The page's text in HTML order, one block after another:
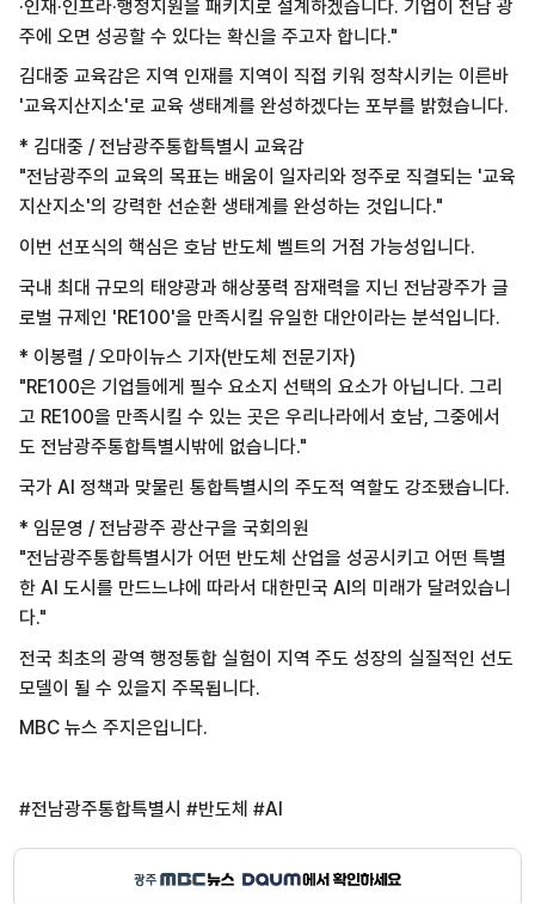
·인재·인프라·행정지원을 패키지로 설계하겠습니다. 기업이 전남 광
주에 오면 성공할 수 있다는 확신을 주고자 합니다."
김대중 교육감은 지역 인재를 지역이 직접 키워 정착시키는 이른바
'교육지산지소'로 교육 생태계를 완성하겠다는 포부를 밝혔습니다.
* 김대중 / 전남광주통합특별시 교육감
"전남광주의 교육의 목표는 배움이 일자리와 정주로 직결되는 '교육
지산지소'의 강력한 선순환 생태계를 완성하는 것입니다."
이번 선포식의 핵심은 호남 반도체 벨트의 거점 가능성입니다.
국내 최대 규모의 태양광과 해상풍력 잠재력을 지닌 전남광주가 글
로벌 규제인 'RE100'을 만족시킬 유일한 대안이라는 분석입니다.
* 이봉렬 / 오마이뉴스 기자(반도체 전문기자)
"RE100은 기업들에게 필수 요소지 선택의 요소가 아닙니다. 그리
고 RE100을 만족시킬 수 있는 곳은 우리나라에서 호남, 그중에서
도 전남광주통합특별시밖에 없습니다."
국가 AI 정책과 맞물린 통합특별시의 주도적 역할도 강조됐습니다.
* 임문영 / 전남광주 광산구을 국회의원
"전남광주통합특별시가 어떤 반도체 산업을 성공시키고 어떤 특별
한 AI 도시를 만드느냐에 따라서 대한민국 AI의 미래가 달려있습니
다."
전국 최초의 광역 행정통합 실험이 지역 주도 성장의 실질적인 선도
모델이 될 수 있을지 주목됩니다.
MBC 뉴스 주지은입니다.
#전남광주통합특별시 #반도체 #AI